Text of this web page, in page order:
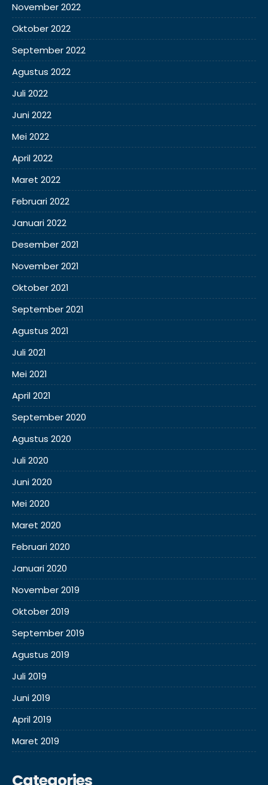
November 2022
Oktober 2022
September 2022
Agustus 2022
Juli 2022
Juni 2022
Mei 2022
April 2022
Maret 2022
Februari 2022
Januari 2022
Desember 2021
November 2021
Oktober 2021
September 2021
Agustus 2021
Juli 2021
Mei 2021
April 2021
September 2020
Agustus 2020
Juli 2020
Juni 2020
Mei 2020
Maret 2020
Februari 2020
Januari 2020
November 2019
Oktober 2019
September 2019
Agustus 2019
Juli 2019
Juni 2019
April 2019
Maret 2019
Categories